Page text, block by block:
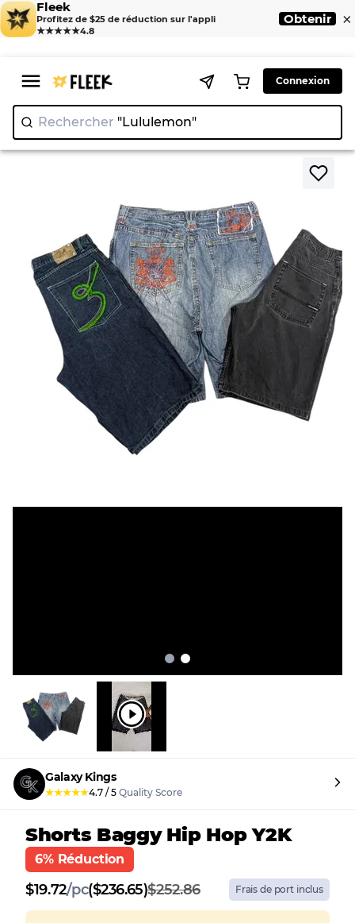
Fleek
Profitez de $25 de réduction sur l'appli
★★★★★4.8
Obtenir ×
Connexion
Rechercher "Lululemon"
Home > Short > Shorts baggy Hip Hop Y2K
Galaxy Kings
★★★★★4.7 / 5 Quality Score
Shorts Baggy Hip Hop Y2K
6% Réduction
$19.72/pc($236.65)$252.86 Frais de port inclus